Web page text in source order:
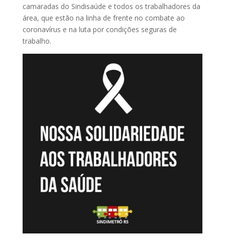
camaradas do Sindisaúde e todos os trabalhadores da
área, que estão na linha de frente no combate ao
coronavírus e na luta por condições seguras de
trabalho.